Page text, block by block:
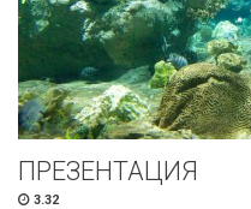
ПРЕЗЕНТАЦИЯ
3.32